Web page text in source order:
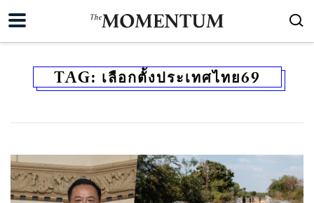
TAG: เลือกตั้งประเทศไทย69